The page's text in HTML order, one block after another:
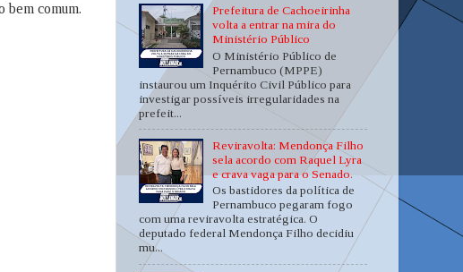
bem comum.
Prefeitura de Cachoeirinha
volta a entrar na mira do
Ministério Público
O Ministério Público de
Pernambuco (MPPE)
instaurou um Inquérito Civil Público para
investigar possíveis irregularidades na
prefeit...
Reviravolta: Mendonça Filho
sela acordo com Raquel Lyra
e crava vaga para o Senado.
Os bastidores da política de
Pernambuco pegaram fogo
com uma reviravolta estratégica. O
deputado federal Mendonça Filho decidiu
mu...